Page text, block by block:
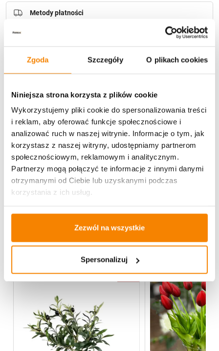
Zgoda Szczegóły O plikach cookies
Niniejsza strona korzysta z plików cookie
Wykorzystujemy pliki cookie do spersonalizowania treści
i reklam, aby oferować funkcje społecznościowe i
analizować ruch w naszej witrynie. Informacje o tym, jak
korzystasz z naszej witryny, udostępniamy partnerom
społecznościowym, reklamowym i analitycznym.
Partnerzy mogą połączyć te informacje z innymi danymi
otrzymanymi od Ciebie lub uzyskanymi podczas
korzystania z ich usług.
Zezwól na wszystkie
Spersonalizuj
Potrzebujesz większą ilość? Zapraszamy do naszej
hurtowniiPrzejdź do hurtowni B2B
Metody płatności
Opis produktu
Specyfikacja
Więcej z kategorii Kwiaty sztuczne
-20%